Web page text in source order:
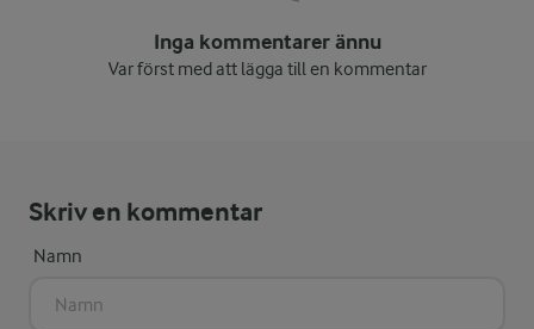
Inga kommentarer ännu
Var först med att lägga till en kommentar
Skriv en kommentar
Namn